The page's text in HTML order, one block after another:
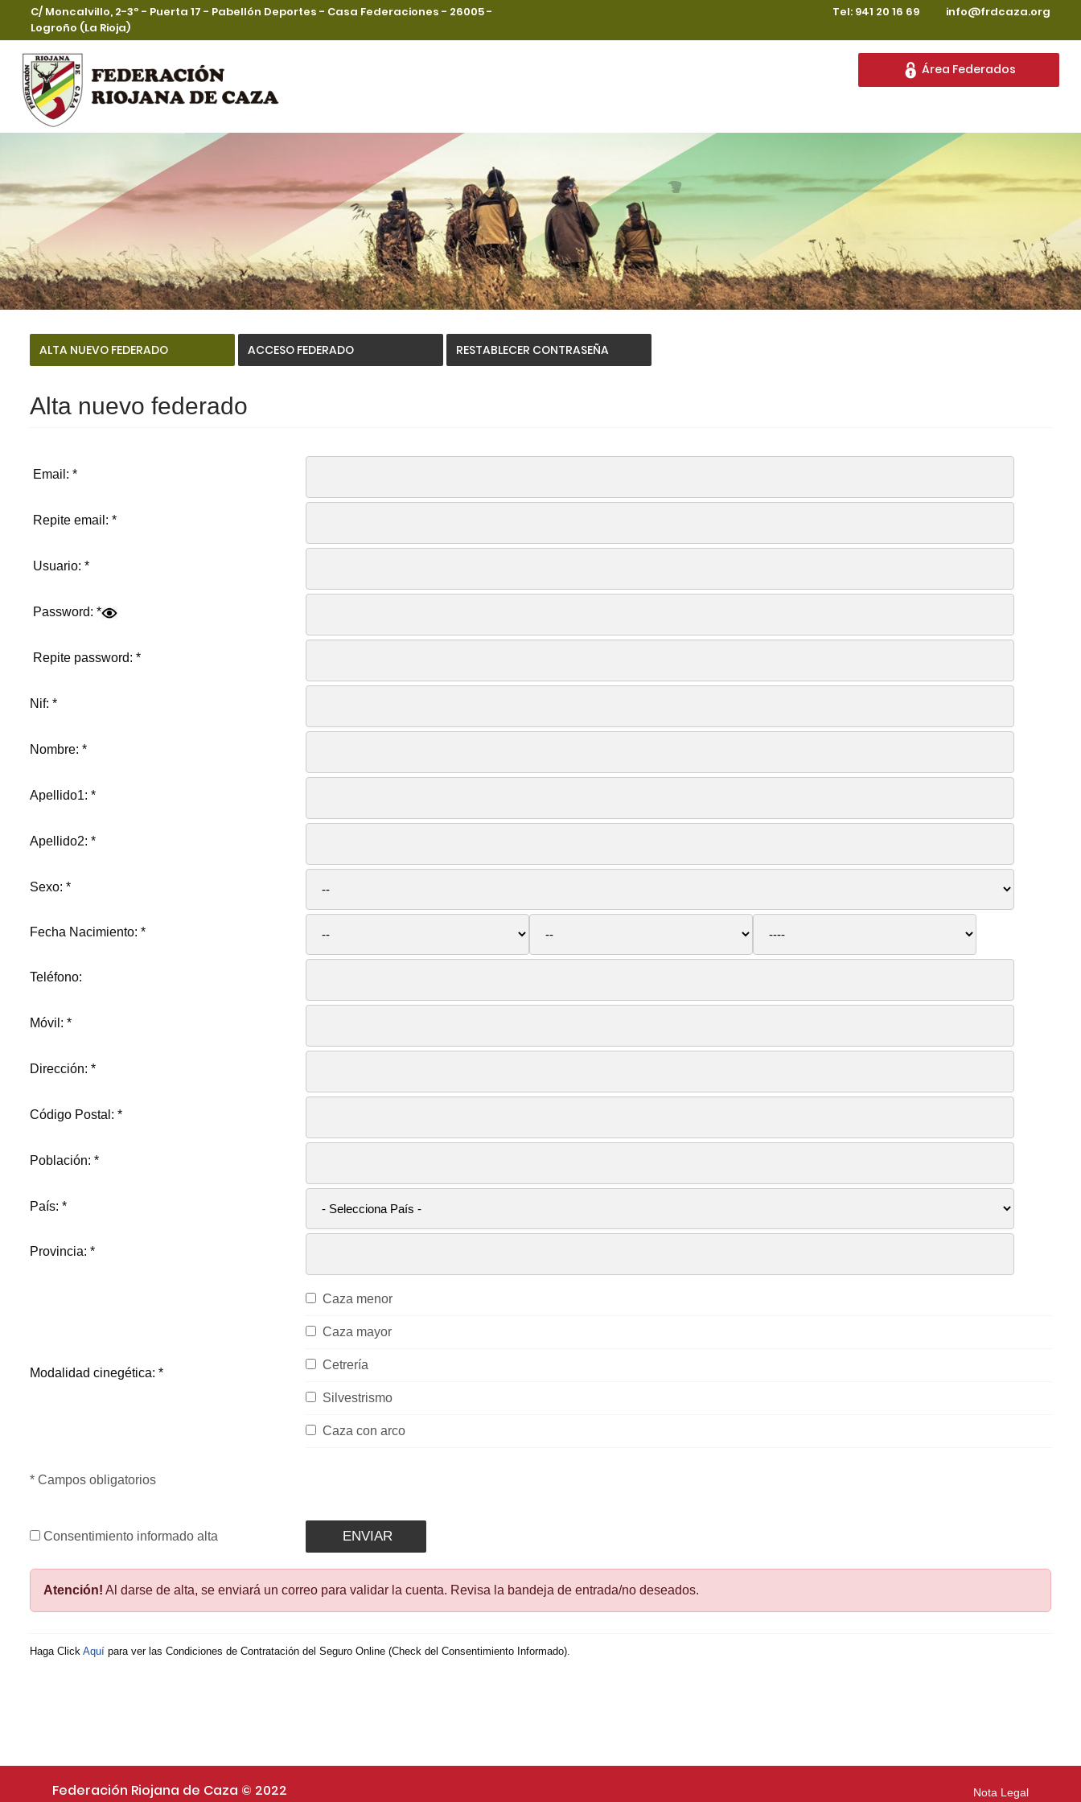
C/ Moncalvillo, 2-3º - Puerta 17 - Pabellón Deportes - Casa Federaciones - 26005 -
Logroño (La Rioja)
Tel: 941 20 16 69 info@frdcaza.org
Área Federados
ALTA NUEVO FEDERADO ACCESO FEDERADO RESTABLECER CONTRASEÑA
Alta nuevo federado
Email: *
Repite email: *
Usuario: *
Password: *
Repite password: *
Nif: *
Nombre: *
Apellido1: *
Apellido2: *
Sexo: *
Fecha Nacimiento: *
Teléfono:
Móvil: *
Dirección: *
Código Postal: *
Población: *
País: *
Provincia: *
Modalidad cinegética: *
Caza menor
Caza mayor
Cetrería
Silvestrismo
Caza con arco
* Campos obligatorios
Consentimiento informado alta
Atención! Al darse de alta, se enviará un correo para validar la cuenta. Revisa la bandeja de entrada/no deseados.
Haga Click Aquípara ver las Condiciones de Contratación del Seguro Online (Check del Consentimiento Informado).
Federación Riojana de Caza © 2022 Nota Legal